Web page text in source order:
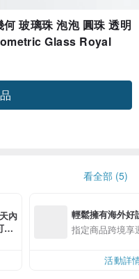
玻璃珠 泡泡 圓珠 透明
Glass Royal
看全部 (5)
內
折
輕鬆擁有海外好
指定商品跨境享
活動詳